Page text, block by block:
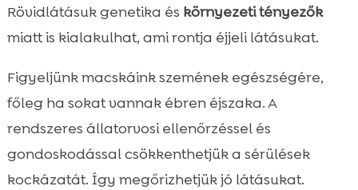
Rövidlátásuk genetika és környezeti tényezők
miatt is kialakulhat, ami rontja éjjeli látásukat.
Figyeljünk macskáink szemének egészségére,
főleg ha sokat vannak ébren éjszaka. A
rendszeres állatorvosi ellenőrzéssel és
gondoskodással csökkenthetjük a sérülések
kockázatát. Így megőrizhetjük jó látásukat.